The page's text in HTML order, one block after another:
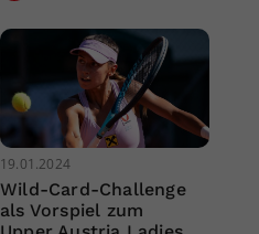
19.01.2024
Wild-Card-Challenge
als Vorspiel zum